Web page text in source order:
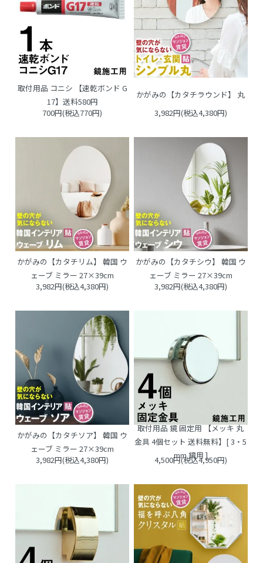
取付用品 コニシ 【速乾ボンド G
17】送料580円
700円(税込770円)
かがみの【カタチラウンド】 丸
3,982円(税込4,380円)
かがみの【カタチリム】 韓国 ウ
ェーブ ミラー 27×39cm
3,982円(税込4,380円)
かがみの【カタチシウ】 韓国 ウ
ェーブ ミラー 27×39cm
3,982円(税込4,380円)
かがみの【カタチソア】 韓国 ウ
ェーブ ミラー 27×39cm
3,982円(税込4,380円)
取付用品 鏡 固定用 【メッキ 丸
金具 4個セット 送料無料】[ 3・5
mm 鏡用 ]
4,500円(税込4,950円)